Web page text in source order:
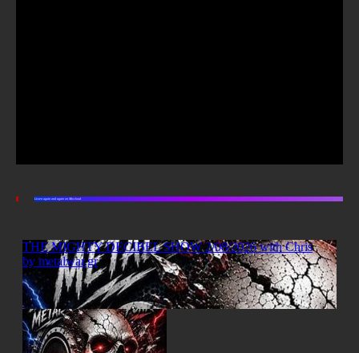
Listen again and again on Mixcloud